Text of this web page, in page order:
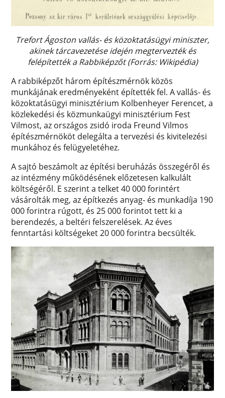
Trefort Ágoston vallás- és közoktatásügyi miniszter,
akinek tárcavezetése idején megtervezték és
felépítették a Rabbiképzőt (Forrás: Wikipédia)
A rabbiképzőt három építészmérnök közös
munkájának eredményeként építették fel. A vallás- és
közoktatásügyi minisztérium Kolbenheyer Ferencet, a
közlekedési és közmunkaügyi minisztérium Fest
Vilmost, az országos zsidó iroda Freund Vilmos
építészmérnököt delegálta a tervezési és kivitelezési
munkához és felügyeletéhez.
A sajtó beszámolt az építési beruházás összegéről és
az intézmény működésének előzetesen kalkulált
költségéről. E szerint a telket 40 000 forintért
vásárolták meg, az építkezés anyag- és munkadíja 190
000 forintra rúgott, és 25 000 forintot tett ki a
berendezés, a beltéri felszerelések. Az éves
fenntartási költségeket 20 000 forintra becsülték.